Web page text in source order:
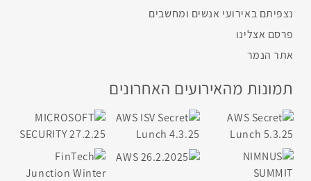
נצפיתם באירועי אנשים ומחשבים
פרסם אצלינו
אתר הנמר
תמונות מהאירועים האחרונים